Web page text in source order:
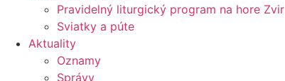
Pravidelný liturgický program na hore Zvir
Sviatky a púte
Aktuality
Oznamy
Správy